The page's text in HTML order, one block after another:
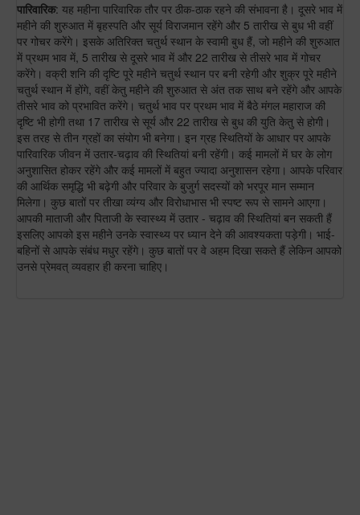
पारिवारिक: यह महीना पारिवारिक तौर पर ठीक-ठाक रहने की संभावना है। दूसरे भाव में
महीने की शुरुआत में बृहस्पति और सूर्य विराजमान रहेंगे और 5 तारीख से बुध भी वहीं
पर गोचर करेंगे। इसके अतिरिक्त चतुर्थ स्थान के स्वामी बुध हैं, जो महीने की शुरुआत
में प्रथम भाव में, 5 तारीख से दूसरे भाव में और 22 तारीख से तीसरे भाव में गोचर
करेंगे। वक्री शनि की दृष्टि पूरे महीने चतुर्थ स्थान पर बनी रहेगी और शुक्र पूरे महीने
चतुर्थ स्थान में होंगे, वहीं केतु महीने की शुरुआत से अंत तक साथ बने रहेंगे और आपके
तीसरे भाव को प्रभावित करेंगे। चतुर्थ भाव पर प्रथम भाव में बैठे मंगल महाराज की
दृष्टि भी होगी तथा 17 तारीख से सूर्य और 22 तारीख से बुध की युति केतु से होगी।
इस तरह से तीन ग्रहों का संयोग भी बनेगा। इन ग्रह स्थितियों के आधार पर आपके
पारिवारिक जीवन में उतार-चढ़ाव की स्थितियां बनी रहेंगी। कई मामलों में घर के लोग
अनुशासित होकर रहेंगे और कई मामलों में बहुत ज्यादा अनुशासन रहेगा। आपके परिवार
की आर्थिक समृद्धि भी बढ़ेगी और परिवार के बुजुर्ग सदस्यों को भरपूर मान सम्मान
मिलेगा। कुछ बातों पर तीखा व्यंग्य और विरोधाभास भी स्पष्ट रूप से सामने आएगा।
आपकी माताजी और पिताजी के स्वास्थ्य में उतार - चढ़ाव की स्थितियां बन सकती हैं
इसलिए आपको इस महीने उनके स्वास्थ्य पर ध्यान देने की आवश्यकता पड़ेगी। भाई-
बहिनों से आपके संबंध मधुर रहेंगे। कुछ बातों पर वे अहम दिखा सकते हैं लेकिन आपको
उनसे प्रेमवत् व्यवहार ही करना चाहिए।